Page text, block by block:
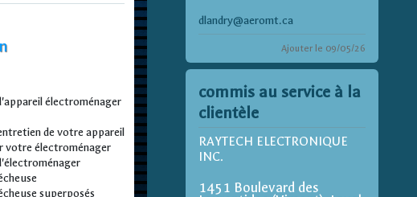
électroménager
de votre appareil
votre électroménager
superposés
dlandry@aeromt.ca
Ajouter le 09/05/26
commis au service à la
clientèle
RAYTECH ELECTRONIQUE
INC.
1451 Boulevard des